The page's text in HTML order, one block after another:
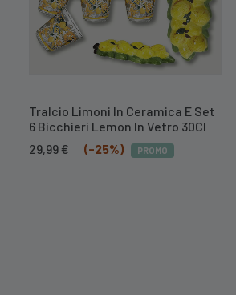
Tralcio Limoni In Ceramica E Set
6 Bicchieri Lemon In Vetro 30Cl
Il
29,99€ (-25%) PROMO